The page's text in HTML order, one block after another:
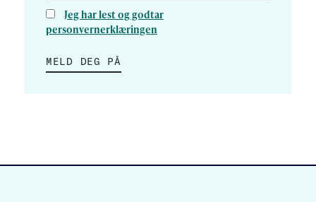
Jeg har lest og godtar
personvernerklæringen
MELD DEG PÅ